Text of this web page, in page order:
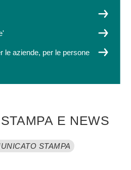
le aziende, per le persone
E NEWS
STAMPA